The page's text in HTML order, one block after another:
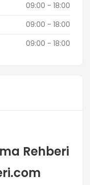
Rehberi
09:00 - 18:00
09:00 - 18:00
09:00 - 18:00